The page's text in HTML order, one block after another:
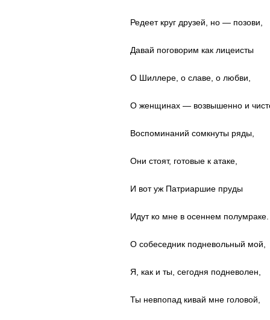
Редеет круг друзей, но — позови,
Давай поговорим как лицеисты
О Шиллере, о славе, о любви,
О женщинах — возвышенно и
Воспоминаний сомкнуты ряды,
Они стоят, готовые к атаке,
И вот уж Патриаршие пруды
Идут ко мне в осеннем полумраке.
О собеседник подневольный мой,
Я, как и ты, сегодня подневолен,
Ты невпопад кивай мне головой,